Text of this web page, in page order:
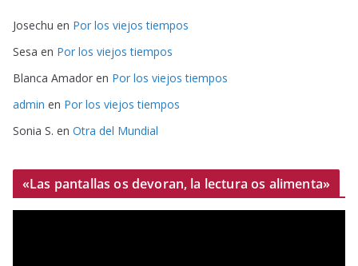
Josechu en Por los viejos tiempos
Sesa en Por los viejos tiempos
Blanca Amador en Por los viejos tiempos
admin en Por los viejos tiempos
Sonia S. en Otra del Mundial
«Las pantallas os devoran, la lectura os alimenta»